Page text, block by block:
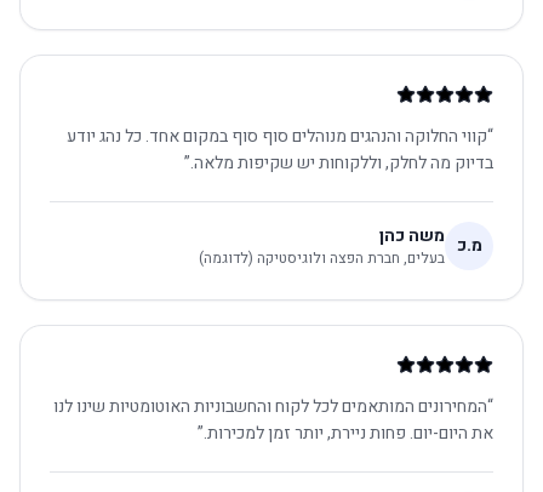
“קווי החלוקה והנהגים מנוהלים סוף סוף במקום אחד. כל נהג יודע
בדיוק מה לחלק, וללקוחות יש שקיפות מלאה.”
מ.כ משה כהן
בעלים, חברת הפצה ולוגיסטיקה (לדוגמה)
“המחירונים המותאמים לכל לקוח והחשבוניות האוטומטיות שינו לנו
את היום-יום. פחות ניירת, יותר זמן למכירות.”